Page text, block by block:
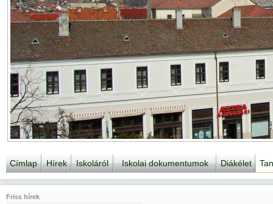
Címlap Hírek Iskoláról Iskolai dokumentumok Diákélet
Friss hírek